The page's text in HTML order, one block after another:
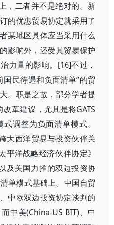
，二者并不是绝对的。新
的优惠贸易协定就采用了
某地区具体应当采用什么
影响外，还受其贸易保护
力量的影响。[16]不过，
民待遇和负面清单”的贸
。职是之故，部分学者提
革建议，尤其是将GATS
调整为负面清单模式。
大西洋贸易与投资伙伴关
平洋战略经济伙伴协定》
及美国力推的双边投资协
单模式基础上。中国自贸
中欧双边投资协定谈判的
中美(China-US BIT)、中